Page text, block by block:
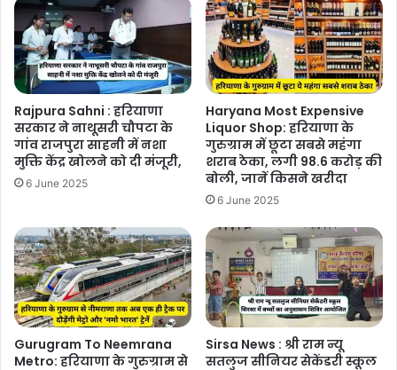
Rajpura Sahni : हरियाणा
सरकार ने नाथूसरी चौपटा के
गांव राजपुरा साहनी में नशा
मुक्ति केंद्र खोलने को दी मंजूरी,
6 June 2025
Haryana Most Expensive
Liquor Shop: हरियाणा के
गुरुग्राम में छूटा सबसे महंगा
शराब ठेका, लगी 98.6 करोड़ की
बोली, जानें किसने खरीदा
6 June 2025
Gurugram To Neemrana
Metro: हरियाणा के गुरुग्राम से
Sirsa News : श्री राम न्यू
सतलुज सीनियर सेकेंडरी स्कूल